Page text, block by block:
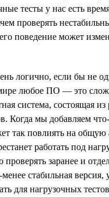
тесты у нас есть
проверять
поведение может
логично, если бы не
любое ПО — это
система, состоящая
Когда мы добавляем
так повлиять на общую
работать под
заранее и
менее стабильная
для нагрузочных